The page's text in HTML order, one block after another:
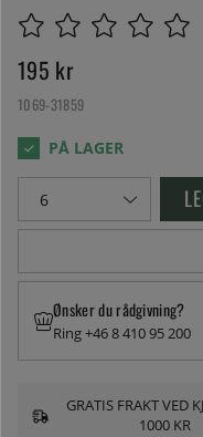
195 kr
1069-31859
Ønsker du rådgivning?
Ring +46 8 410 95 200
GRATIS FRAKT VED
1000 KR